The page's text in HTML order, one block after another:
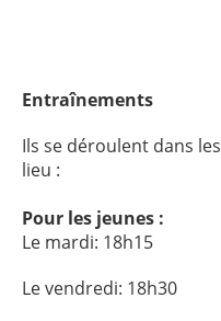
Entraînements
Ils se déroulent dans
lieu :
Pour les jeunes :
Le mardi: 18h15
Le vendredi: 18h30